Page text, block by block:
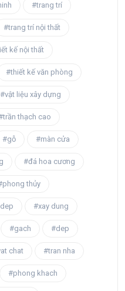
#trang trí
#trang trí nội thất
kế nội thất
#thiết kế văn phòng
#vật liệu xây dựng
thạch cao
#gỗ #màn cửa
#đá hoa cương
thủy
#xay dung
#gach #dep
chat #tran nha
#phong khach